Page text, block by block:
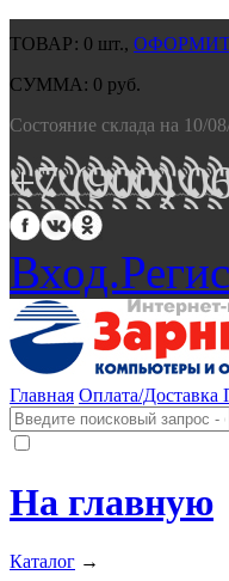
ТОВАР: 0 шт.,
СУММА: 0 руб.
Состояние склада на 10/
+7 (900)
Вход.
Главная Оплата/Доставка
На главную
Каталог →